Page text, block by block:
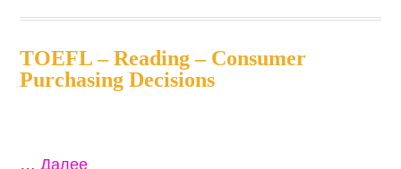
TOEFL – Reading – Consumer
Purchasing Decisions
…Далее